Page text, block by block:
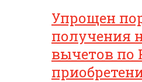
Упрощен
получения
вычетов